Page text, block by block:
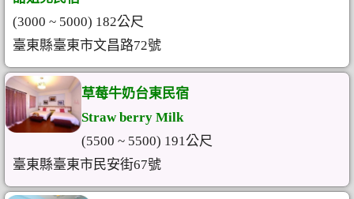
(3000 ~ 5000) 182公尺
臺東縣臺東市文昌路72號
草莓牛奶台東民宿
Straw berry Milk
(5500 ~ 5500) 191公尺
臺東縣臺東市民安街67號